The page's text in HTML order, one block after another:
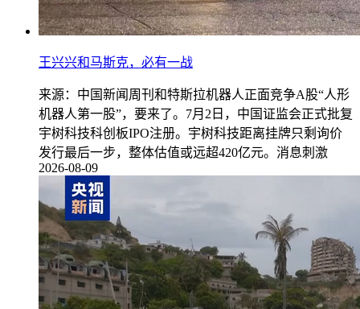
王兴兴和马斯克，必有一战
来源：中国新闻周刊和特斯拉机器人正面竞争A股“人形
机器人第一股”，要来了。7月2日，中国证监会正式批复
宇树科技科创板IPO注册。宇树科技距离挂牌只剩询价
发行最后一步，整体估值或远超420亿元。消息刺激
2026-08-09